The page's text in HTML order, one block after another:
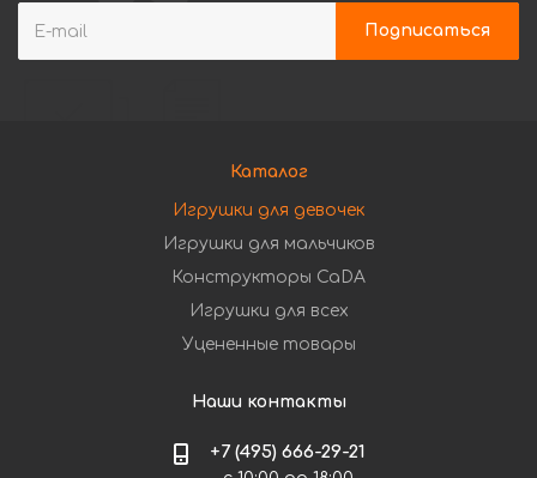
Каталог
Игрушки для девочек
Игрушки для мальчиков
Конструкторы CaDA
Игрушки для всех
Уцененные товары
Наши контакты
+7 (495) 666-29-21